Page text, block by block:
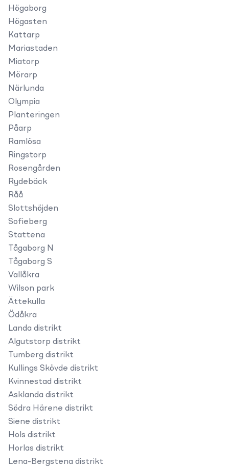
Högaborg
Högasten
Kattarp
Mariastaden
Miatorp
Mörarp
Närlunda
Olympia
Planteringen
Påarp
Ramlösa
Ringstorp
Rosengården
Rydebäck
Råå
Slottshöjden
Sofieberg
Stattena
Tågaborg N
Tågaborg S
Vallåkra
Wilson park
Ättekulla
Ödåkra
Landa distrikt
Algutstorp distrikt
Tumberg distrikt
Kullings Skövde distrikt
Kvinnestad distrikt
Asklanda distrikt
Södra Härene distrikt
Siene distrikt
Hols distrikt
Horlas distrikt
Lena-Bergstena distrikt